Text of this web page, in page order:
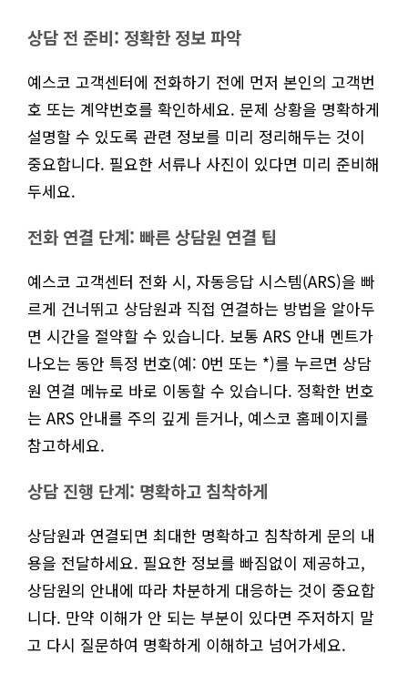
상담 전 준비: 정확한 정보 파악
예스코 고객센터에 전화하기 전에 먼저 본인의 고객번
호 또는 계약번호를 확인하세요. 문제 상황을 명확하게
설명할 수 있도록 관련 정보를 미리 정리해두는 것이
중요합니다. 필요한 서류나 사진이 있다면 미리 준비해
두세요.
전화 연결 단계: 빠른 상담원 연결 팁
예스코 고객센터 전화 시, 자동응답 시스템(ARS)을 빠
르게 건너뛰고 상담원과 직접 연결하는 방법을 알아두
면 시간을 절약할 수 있습니다. 보통 ARS 안내 멘트가
나오는 동안 특정 번호(예: 0번 또는 *)를 누르면 상담
원 연결 메뉴로 바로 이동할 수 있습니다. 정확한 번호
는 ARS 안내를 주의 깊게 듣거나, 예스코 홈페이지를
참고하세요.
상담 진행 단계: 명확하고 침착하게
상담원과 연결되면 최대한 명확하고 침착하게 문의 내
용을 전달하세요. 필요한 정보를 빠짐없이 제공하고,
상담원의 안내에 따라 차분하게 대응하는 것이 중요합
니다. 만약 이해가 안 되는 부분이 있다면 주저하지 말
고 다시 질문하여 명확하게 이해하고 넘어가세요.